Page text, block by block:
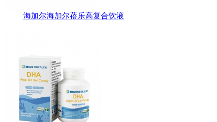
海加尔海加尔蓓乐高复合饮液